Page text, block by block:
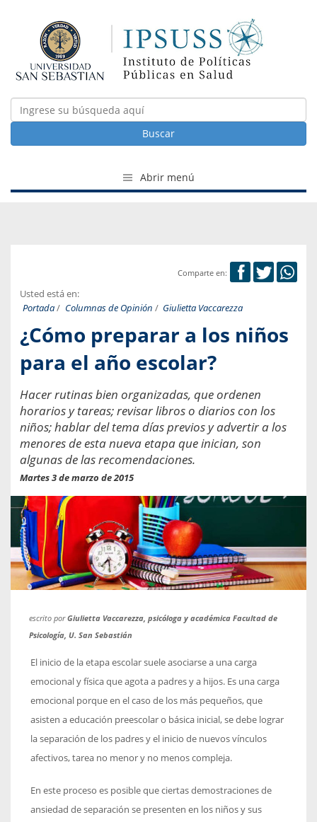
Buscar
Abrir menú
Comparte en:
Usted está en:
Portada/ Columnas de Opinión / Giulietta Vaccarezza
¿Cómo preparar a los niños
para el año escolar?
Hacer rutinas bien organizadas, que ordenen
horarios y tareas; revisar libros o diarios con los
niños; hablar del tema días previos y advertir a los
menores de esta nueva etapa que inician, son
algunas de las recomendaciones.
Martes 3 de marzo de 2015
escrito porGiulietta Vaccarezza, psicóloga y académica Facultad de
Psicología, U. San Sebastián
El inicio de la etapa escolar suele asociarse a una carga
emocional y física que agota a padres y a hijos. Es una carga
emocional porque en el caso de los más pequeños, que
asisten a educación preescolar o básica inicial, se debe lograr
la separación de los padres y el inicio de nuevos vínculos
afectivos, tarea no menor y no menos compleja.
En este proceso es posible que ciertas demostraciones de
ansiedad de separación se presenten en los niños y sus